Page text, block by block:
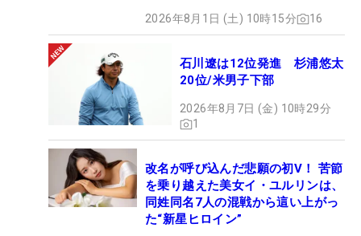
2026年8月1日 (土) 10時15分 16
石川遼は12位発進 杉浦悠太
20位/米男子下部
2026年8月7日 (金) 10時29分
1
改名が呼び込んだ悲願の初V！ 苦節
を乗り越えた美女イ・ユルリンは、
同姓同名7人の混戦から這い上がっ
た“新星ヒロイン”